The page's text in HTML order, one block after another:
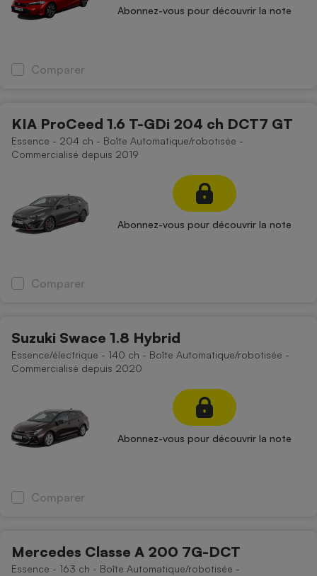
Abonnez-vous pour découvrir la note
Comparer
KIA ProCeed 1.6 T-GDi 204 ch DCT7 GT
Essence - 204 ch - Boîte Automatique/robotisée -
Commercialisé depuis 2019
Abonnez-vous pour découvrir la note
Comparer
Suzuki Swace 1.8 Hybrid
Essence/électrique - 140 ch - Boîte Automatique/robotisée -
Commercialisé depuis 2020
Abonnez-vous pour découvrir la note
Comparer
Mercedes Classe A 200 7G-DCT
Essence - 163 ch - Boîte Automatique/robotisée -
induction
Antivirus